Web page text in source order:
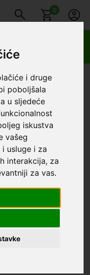
i druge
poboljšala
u sljedeće
iskustva
vašeg
usluge i za
interakcija, za
za vas.
0
samo 0,99€
Apple iPad 2/3/4